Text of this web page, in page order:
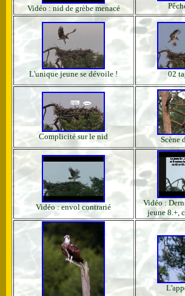
Vidéo : nid de grèbe menacé
L'unique jeune se dévoile ! 02
Complicité sur le nid Scène
Vidéo : envol contrarié
Vidéo :
jeune 8.+,